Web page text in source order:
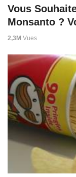
Vous
Monsanto ?
2,3M Vues